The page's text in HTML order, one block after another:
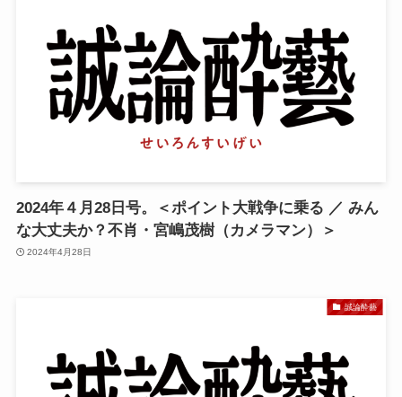
2024年４月28日号。＜ポイント大戦争に乗る ／ みん
な大丈夫か？不肖・宮嶋茂樹（カメラマン）＞
2024年4月28日
誠論酔藝